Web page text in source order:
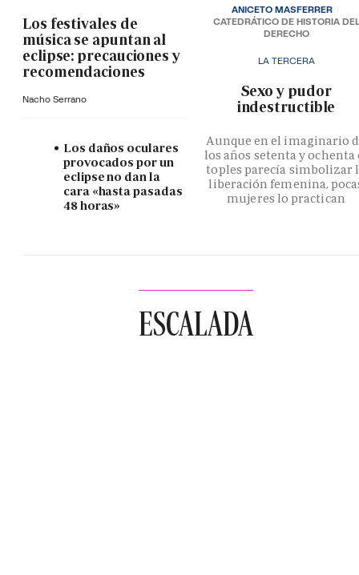
Los festivales de
música se apuntan al
eclipse: precauciones y
recomendaciones
Nacho Serrano
Los daños oculares
provocados por un
eclipse no dan la
cara «hasta pasadas
48 horas»
LA TERCERA
­Sexo y pudor
indestructible
Aunque en el imaginario
los años setenta y ochenta
toples parecía simbolizar
liberación femenina,
mujeres lo practican
ANICETO MASFERRER
CATEDRÁTICO DE HISTORIA DEL
DERECHO
ESCALADA